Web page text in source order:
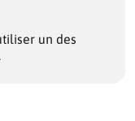
un des